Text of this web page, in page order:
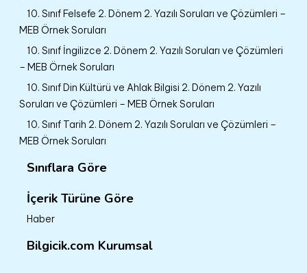
10. Sınıf Felsefe 2. Dönem 2. Yazılı Soruları ve Çözümleri –
MEB Örnek Soruları
10. Sınıf İngilizce 2. Dönem 2. Yazılı Soruları ve Çözümleri
– MEB Örnek Soruları
10. Sınıf Din Kültürü ve Ahlak Bilgisi 2. Dönem 2. Yazılı
Soruları ve Çözümleri – MEB Örnek Soruları
10. Sınıf Tarih 2. Dönem 2. Yazılı Soruları ve Çözümleri –
MEB Örnek Soruları
Sınıflara Göre
İçerik Türüne Göre
Haber
Bilgicik.com Kurumsal